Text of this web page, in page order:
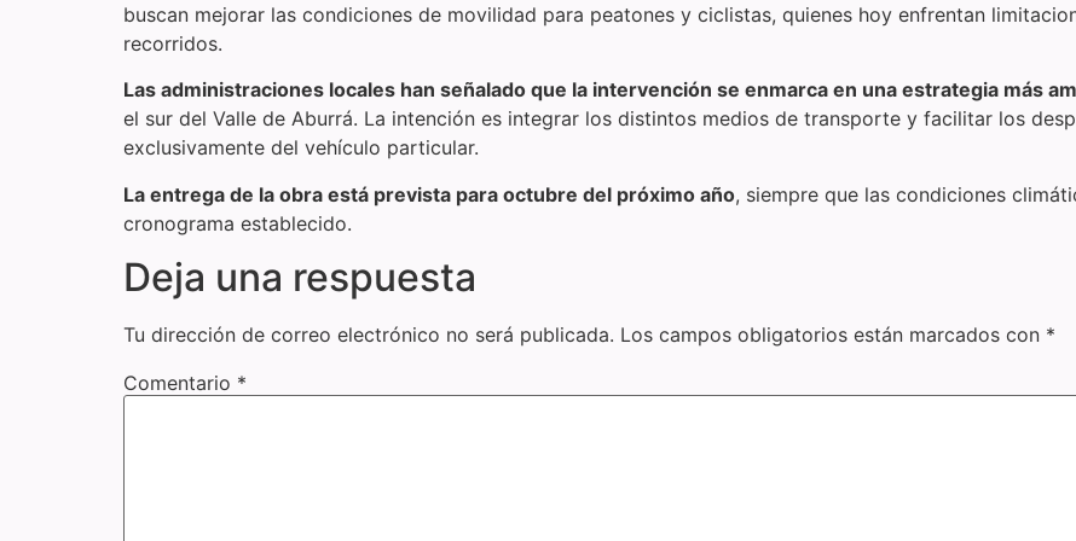
buscan mejorar las condiciones de movilidad para peatones y ciclistas, quienes hoy enfrentan
recorridos.
Las administraciones locales han señalado que la intervención se enmarca en una estrategia más
el sur del Valle de Aburrá. La intención es integrar los distintos medios de transporte y facilitar los
exclusivamente del vehículo particular.
La entrega de la obra está prevista para octubre del próximo año, siempre que las condiciones
cronograma establecido.
Deja una respuesta
Tu dirección de correo electrónico no será publicada. Los campos obligatorios están marcados con *
Comentario *